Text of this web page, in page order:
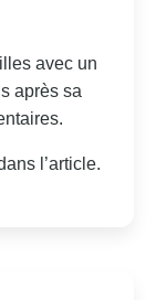
avec un
après sa
l’article.